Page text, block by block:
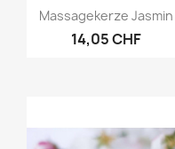
Vorschau
Massagekerze Jasmin
14,05 CHF